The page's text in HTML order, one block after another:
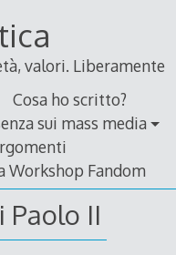
valori. Liberamente
Cosa ho scritto?
sui mass media
Workshop Fandom
Paolo II